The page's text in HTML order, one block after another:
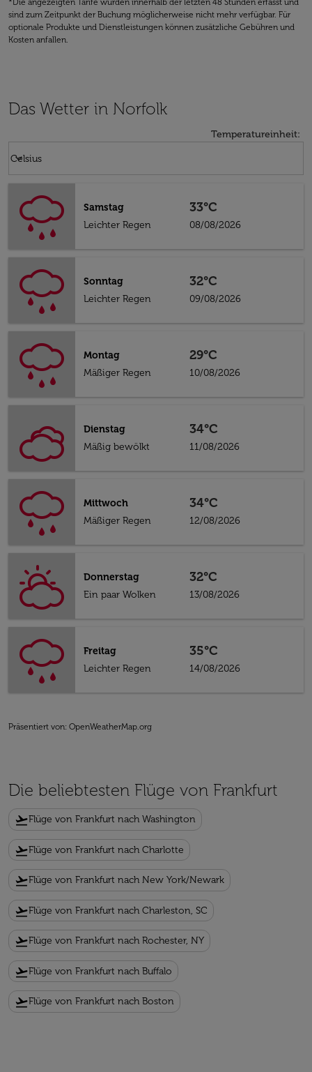
*Die angezeigten Tarife wurden innerhalb der letzten 48 Stunden erfasst und
sind zum Zeitpunkt der Buchung möglicherweise nicht mehr verfügbar. Für
optionale Produkte und Dienstleistungen können zusätzliche Gebühren und
Kosten anfallen.
Das Wetter in Norfolk
Temperatureinheit:
Celsius
keyboard_arrow_down
Samstag
Leichter Regen
33°C
08/08/2026
Sonntag
Leichter Regen
32°C
09/08/2026
Montag
Mäßiger Regen
29°C
10/08/2026
Dienstag
Mäßig bewölkt
34°C
11/08/2026
Mittwoch
Mäßiger Regen
34°C
12/08/2026
Donnerstag
Ein paar Wolken
32°C
13/08/2026
Freitag
Leichter Regen
35°C
14/08/2026
Präsentiert von: OpenWeatherMap.org
Die beliebtesten Flüge von Frankfurt
flight_takeoffFlüge von Frankfurt nach Washington
flight_takeoffFlüge von Frankfurt nach Charlotte
flight_takeoffFlüge von Frankfurt nach New York/Newark
flight_takeoffFlüge von Frankfurt nach Charleston, SC
flight_takeoffFlüge von Frankfurt nach Rochester, NY
flight_takeoffFlüge von Frankfurt nach Buffalo
flight_takeoffFlüge von Frankfurt nach Boston